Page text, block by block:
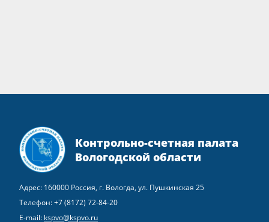
Контрольно-счетная палата
Вологодской области
Адрес: 160000 Россия, г. Вологда, ул. Пушкинская 25
Телефон:+7 (8172) 72-84-20
E-mail: kspvo@kspvo.ru